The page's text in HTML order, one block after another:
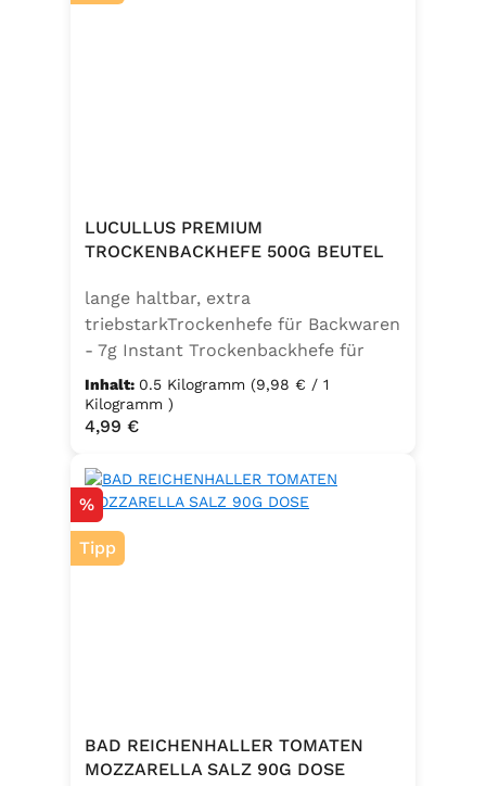
LUCULLUS PREMIUM
TROCKENBACKHEFE 500G BEUTEL
lange haltbar, extra
triebstarkTrockenhefe für Backwaren
- 7g Instant Trockenbackhefe für
500g Weizenmehl, entspricht 25g
FrischhefeZutaten: Trockenbackhefe,
Emulgator Sorbitanmonostearat
Inhalt: 0.5 Kilogramm (9,98 € / 1
Kilogramm )
Regulärer Preis:
4,99 €
Rabatt
%
Tipp
BAD REICHENHALLER TOMATEN
MOZZARELLA SALZ 90G DOSE